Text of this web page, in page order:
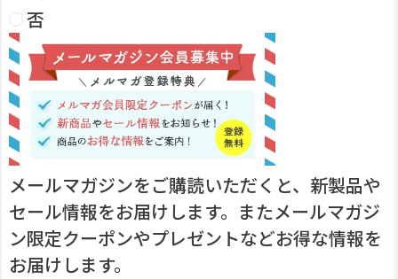
)
否
メールマガジンをご購読いただくと、新製品や
セール情報をお届けします。またメールマガジ
ン限定クーポンやプレゼントなどお得な情報を
お届けします。